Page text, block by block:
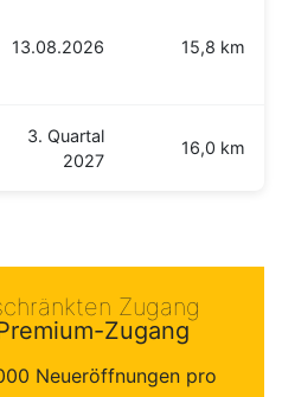
13.08.2026 15,8 km
3. Quartal
2027
16,0 km
Zugang
Zugang
Neueröffnungen pro